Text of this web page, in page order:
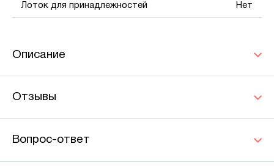
Лоток для принадлежностей Нет
Описание
Отзывы
Вопрос-ответ